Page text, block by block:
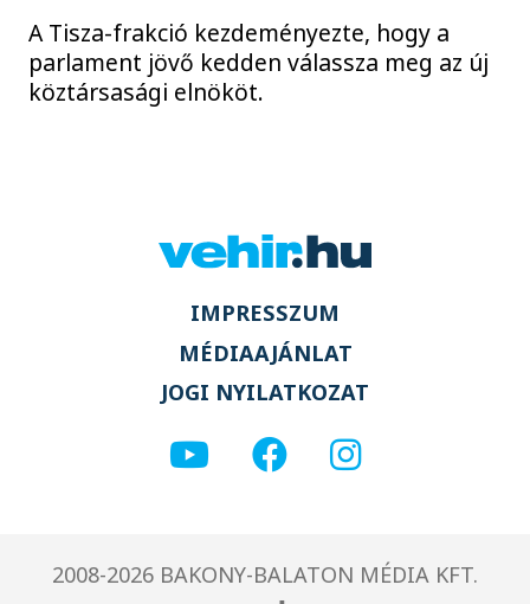
A Tisza-frakció kezdeményezte, hogy a
parlament jövő kedden válassza meg az új
köztársasági elnököt.
IMPRESSZUM
MÉDIAAJÁNLAT
JOGI NYILATKOZAT
2008-2026 BAKONY-BALATON MÉDIA KFT.